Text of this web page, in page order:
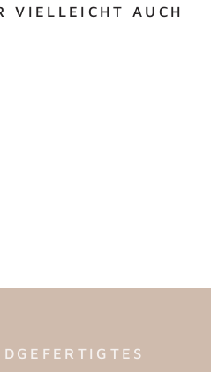
VIELLEICHT AUCH